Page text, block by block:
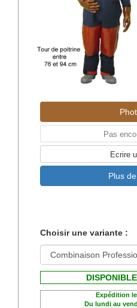
Pas
Ecrire
Plus
Choisir une variante :
Expédition
Du lundi au